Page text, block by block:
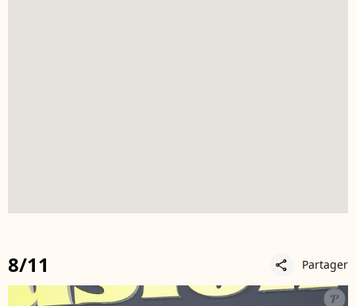
8/11 share Partager